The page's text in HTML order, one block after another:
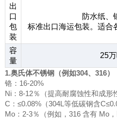
出
口
包
装
防水纸、
标准出口海运包装。适合
容
量
25
1.奥氏体不锈钢（例如304、316）
铬：16-20%
Ni：8-12％（提高耐腐蚀性和成形
C：≤0.08%（304L等低碳钢含
Mo：2-3％（例如，316 含有 Mo